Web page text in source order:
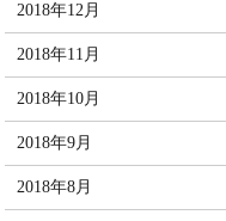
2018年12月
2018年11月
2018年10月
2018年9月
2018年8月